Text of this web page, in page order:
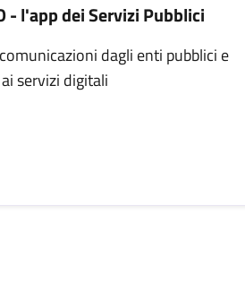
- l'app dei Servizi Pubblici
dagli enti pubblici e
servizi digitali